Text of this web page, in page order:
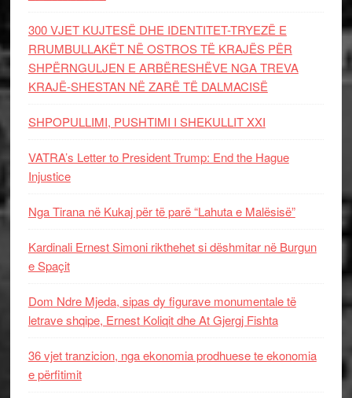
300 VJET KUJTESË DHE IDENTITET-TRYEZË E
RRUMBULLAKËT NË OSTROS TË KRAJËS PËR
SHPËRNGULJEN E ARBËRESHËVE NGA TREVA
KRAJË-SHESTAN NË ZARË TË DALMACISË
SHPOPULLIMI, PUSHTIMI I SHEKULLIT XXI
VATRA’s Letter to President Trump: End the Hague
Injustice
Nga Tirana në Kukaj për të parë “Lahuta e Malësisë”
Kardinali Ernest Simoni rikthehet si dëshmitar në Burgun
e Spaçit
Dom Ndre Mjeda, sipas dy figurave monumentale të
letrave shqipe, Ernest Koliqit dhe At Gjergj Fishta
36 vjet tranzicion, nga ekonomia prodhuese te ekonomia
e përfitimit